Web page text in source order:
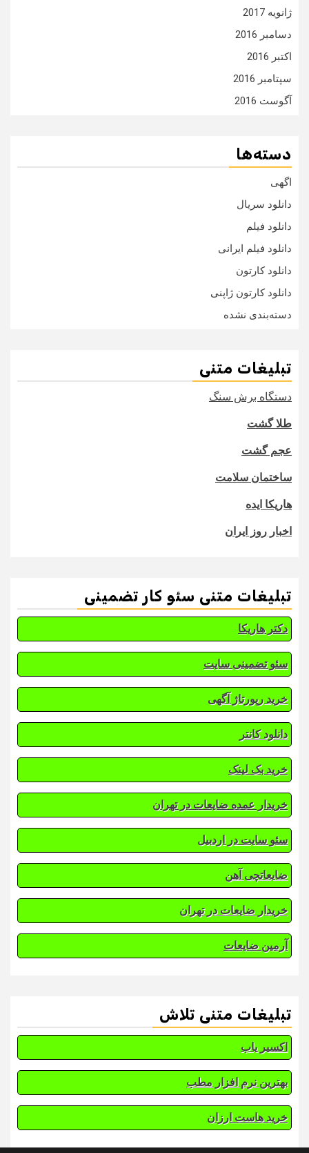
ژانویه 2017
دسامبر 2016
اکتبر 2016
سپتامبر 2016
آگوست 2016
دسته‌ها
اگهی
دانلود سریال
دانلود فیلم
دانلود فیلم ایرانی
دانلود کارتون
دانلود کارتون ژاپنی
دسته‌بندی نشده
تبلیغات متنی
دستگاه برش سنگ
طلا گشت
عجم گشت
ساختمان سلامت
هاریکا ایده
اخبار روز ایران
تبلیغات متنی سئو کار تضمینی
دکتر هاریکا
سئو تضمینی سایت
خرید رپورتاژ آگهی
دانلود کانتر
خرید بک لینک
خریدار عمده ضایعات در تهران
سئو سایت در اردبیل
ضایعاتچی آهن
خریدار ضایعات در تهران
آرمین ضایعات
تبلیغات متنی تلاش
اکسیر یاب
بهترین نرم افزار مطب
خرید هاست ارزان